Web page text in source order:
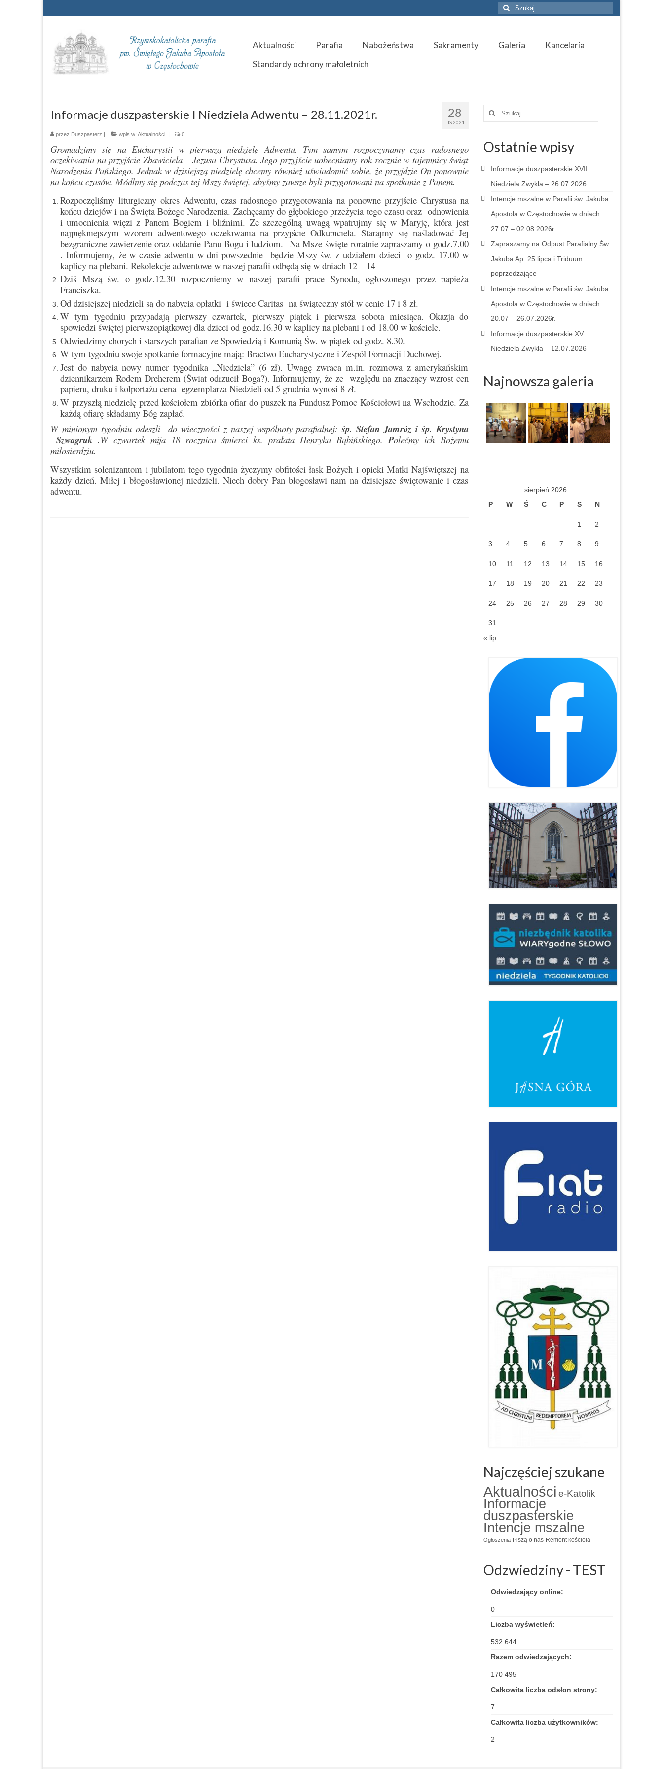
Szuklaj
w:
Aktualności Parafia Nabożeństwa Sakramenty Galeria
Kancelaria
Standardy ochrony małoletnich
28
LIS 2021
Informacje duszpasterskie I Niedziela Adwentu – 28.11.2021r.
przez Duszpasterz wpis w: Aktualności 0
Gromadzimy się na Eucharystii w pierwszą niedzielę Adwentu. Tym samym rozpoczynamy czas radosnego
oczekiwania na przyjście Zbawiciela – Jezusa Chrystusa. Jego przyjście uobecniamy rok rocznie w tajemnicy świąt
Narodzenia Pańskiego. Jednak w dzisiejszą niedzielę chcemy również uświadomić sobie, że przyjdzie On ponownie
na końcu czasów. Módlmy się podczas tej Mszy świętej, abyśmy zawsze byli przygotowani na spotkanie z Panem.
Rozpoczęliśmy liturgiczny okres Adwentu, czas radosnego przygotowania na ponowne przyjście Chrystusa na
końcu dziejów i na Święta Bożego Narodzenia. Zachęcamy do głębokiego przeżycia tego czasu oraz odnowienia
i umocnienia więzi z Panem Bogiem i bliźnimi. Ze szczególną uwagą wpatrujmy się w Maryję, która jest
najpiękniejszym wzorem adwentowego oczekiwania na przyjście Odkupiciela. Starajmy się naśladować Jej
bezgraniczne zawierzenie oraz oddanie Panu Bogu i ludziom. Na Msze święte roratnie zapraszamy o godz.7.00
. Informujemy, że w czasie adwentu w dni powszednie będzie Mszy św. z udziałem dzieci o godz. 17.00 w
kaplicy na plebani. Rekolekcje adwentowe w naszej parafii odbędą się w dniach 12 – 14
Dziś Mszą św. o godz.12.30 rozpoczniemy w naszej parafii prace Synodu, ogłoszonego przez papieża
Franciszka.
Od dzisiejszej niedzieli są do nabycia opłatki i świece Caritas na świąteczny stół w cenie 17 i 8 zł.
W tym tygodniu przypadają pierwszy czwartek, pierwszy piątek i pierwsza sobota miesiąca. Okazja do
spowiedzi świętej pierwszopiątkowej dla dzieci od godz.16.30 w kaplicy na plebani i od 18.00 w kościele.
Odwiedzimy chorych i starszych parafian ze Spowiedzią i Komunią Św. w piątek od godz. 8.30.
W tym tygodniu swoje spotkanie formacyjne mają: Bractwo Eucharystyczne i Zespół Formacji Duchowej.
Jest do nabycia nowy numer tygodnika „Niedziela” (6 zł). Uwagę zwraca m.in. rozmowa z amerykańskim
dziennikarzem Rodem Dreherem (Świat odrzucił Boga?). Informujemy, że ze względu na znaczący wzrost cen
papieru, druku i kolportażu cena egzemplarza Niedzieli od 5 grudnia wynosi 8 zł.
W przyszłą niedzielę przed kościołem zbiórka ofiar do puszek na Fundusz Pomoc Kościołowi na Wschodzie. Za
każdą ofiarę składamy Bóg zapłać.
W minionym tygodniu odeszli do wieczności z naszej wspólnoty parafialnej:śp. Stefan Jamróz i śp. Krystyna
Szwagruk .W czwartek mija 18 rocznica śmierci ks. prałata Henryka Bąbińskiego.Polećmy ich Bożemu
miłosierdziu.
Wszystkim solenizantom i jubilatom tego tygodnia życzymy obfitości łask Bożych i opieki Matki Najświętszej na
każdy dzień. Miłej i błogosławionej niedzieli. Niech dobry Pan błogosławi nam na dzisiejsze świętowanie i czas
adwentu.
Szuklaj
Ostatnie wpisy
Informacje duszpasterskie XVII
Niedziela Zwykła – 26.07.2026
Intencje mszalne w Parafii św. Jakuba
Apostoła w Częstochowie w dniach
27.07 – 02.08.2026r.
Zapraszamy na Odpust Parafialny Św.
Jakuba Ap. 25 lipca i Triduum
poprzedzające
Intencje mszalne w Parafii św. Jakuba
Apostoła w Częstochowie w dniach
20.07 – 26.07.2026r.
Informacje duszpasterskie XV
Niedziela Zwykła – 12.07.2026
Najnowsza galeria
sierpień 2026
P
W Ś C P S N
1 2
3 4 5 6 7 8 9
10 11 12 13 14 15 16
17 18 19 20 21 22 23
24 25 26 27 28 29 30
31
« lip
Najczęściej szukane
Aktualności e-Katolik
Informacje
duszpasterskie
Intencje mszalne
Ogłoszenia Piszą o nas Remont kościoła
Odzwiedziny - TEST
Odwiedzający online:
0
Liczba wyświetleń:
532 644
Razem odwiedzających:
170 495
Całkowita liczba odsłon strony:
7
Całkowita liczba użytkowników:
2